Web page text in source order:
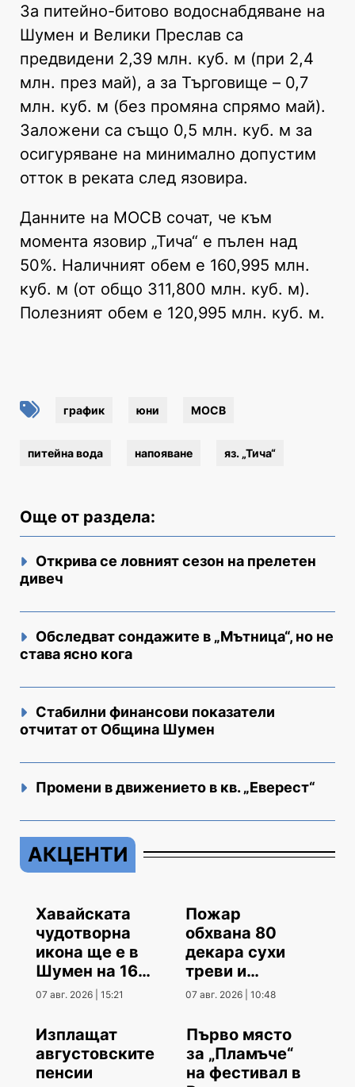
За питейно-битово водоснабдяване на
Шумен и Велики Преслав са
предвидени 2,39 млн. куб. м (при 2,4
млн. през май), а за Търговище – 0,7
млн. куб. м (без промяна спрямо май).
Заложени са също 0,5 млн. куб. м за
осигуряване на минимално допустим
отток в реката след язовира.
Данните на МОСВ сочат, че към
момента язовир „Тича“ е пълен над
50%. Наличният обем е 160,995 млн.
куб. м (от общо 311,800 млн. куб. м).
Полезният обем е 120,995 млн. куб. м.
график юни МОСВ
питейна вода напояване яз. „Тича“
Още от раздела:
Открива се ловният сезон на прелетен
дивеч
Обследват сондажите в „Мътница“, но не
става ясно кога
Стабилни финансови показатели
отчитат от Община Шумен
Промени в движението в кв. „Еверест“
АКЦЕНТИ
Хавайската
чудотворна
икона ще е в
Шумен на 16
август
07 авг. 2026 | 15:21
Пожар
обхвана 80
декара сухи
треви и
храсти
07 авг. 2026 | 10:48
Изплащат
августовските
пенсии
Първо място
за „Пламъче“
на фестивал в